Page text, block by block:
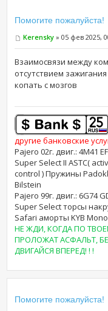
Помогите пожалуйста!
Kerensky » 05 фев 2025,
Взаимосвязи между
отсутствием
копать с мозгов
другие банковские
Pajero 02г. двиг.: 4M41
Super Select II ASTC(
control ) Пружины
Bilstein
Pajero 99г. двиг.: 6G74
Super Select торсы
Safari аморты KYB
НЕ ЖДИ, КОГДА ПО
ПРОЛОЖАТ АСФАЛЬТ,
ДВИГАЙСЯ ВПЕРЕД! ! !
Помогите пожалуйста!